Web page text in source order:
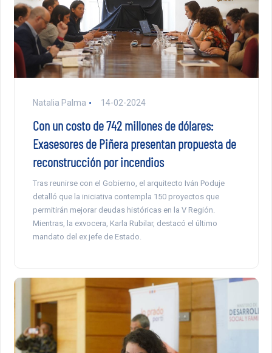
Natalia Palma 14-02-2024
Con un costo de 742 millones de dólares:
Exasesores de Piñera presentan propuesta de
reconstrucción por incendios
Tras reunirse con el Gobierno, el arquitecto Iván Poduje
detalló que la iniciativa contempla 150 proyectos que
permitirán mejorar deudas históricas en la V Región.
Mientras, la exvocera, Karla Rubilar, destacó el último
mandato del ex jefe de Estado.